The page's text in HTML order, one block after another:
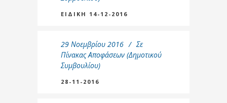
ΕΙΔΙΚΗ 14-12-2016
29 Νοεμβρίου 2016
Σε
Πίνακας Αποφάσεων (Δημοτικού
Συμβουλίου)
28-11-2016